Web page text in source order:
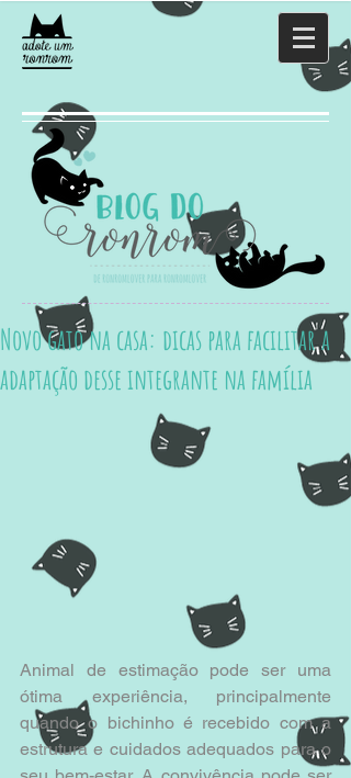
Novo gato na casa: dicas para facilitar a
adaptação desse integrante na família
Animal de estimação pode ser uma
ótima experiência, principalmente
quando o bichinho é recebido com a
estrutura e cuidados adequados para o